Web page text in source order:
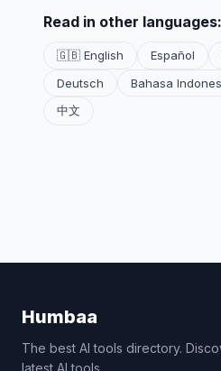
Read in other languages:
🇬🇧 English Español
Deutsch
Bahasa
中文
Humbaa
The best AI tools directory.
latest AI tools.